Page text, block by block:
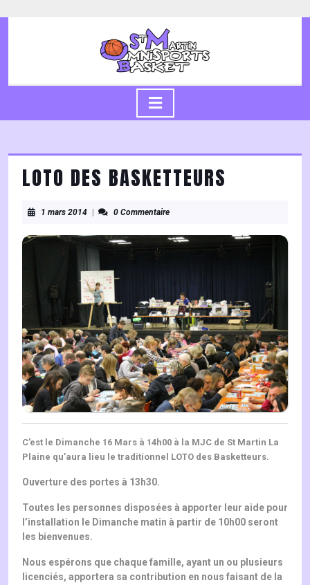
to
LOTO DES BASKETTEURS
1 mars 20141
2014
0 Commentaire
C’est le Dimanche 16 Mars à 14h00 à la MJC de St Martin La
Plaine qu’aura lieu le traditionnel LOTO des Basketteurs.
Ouverture des portes à 13h30.
Toutes les personnes disposées à apporter leur aide pour
l’installation le Dimanche matin à partir de 10h00 seront
les bienvenues.
Nous espérons que chaque famille, ayant un ou plusieurs
licenciés, apportera sa contribution en nous faisant de la